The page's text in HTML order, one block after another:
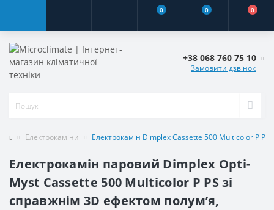
0 0 0
+38 068 760 75 10
Замовити дзвінок
Електрокаміни Електрокамін Dimplex Cassette 500 Multicolor P
Електрокамін паровий Dimplex Opti-
Myst Cassette 500 Multicolor P PS зі
справжнім 3D ефектом полумʼя,